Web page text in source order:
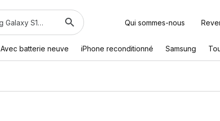
Qui sommes-nous
Avec batterie neuve iPhone reconditionné Samsung